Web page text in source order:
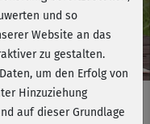
und so
Website an das
zu gestalten.
um den Erfolg von
Hinzuziehung
auf dieser Grundlage